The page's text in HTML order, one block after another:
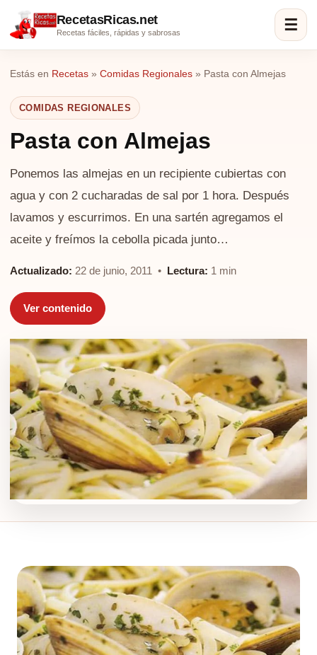
RecetasRicas.net
Recetas fáciles, rápidas y sabrosas ☰
Estás en Recetas » Comidas Regionales » Pasta con Almejas
COMIDAS REGIONALES
Pasta con Almejas
Ponemos las almejas en un recipiente cubiertas con
agua y con 2 cucharadas de sal por 1 hora. Después
lavamos y escurrimos. En una sartén agregamos el
aceite y freímos la cebolla picada junto…
Actualizado: 22 de junio, 2011 • Lectura: 1 min
Ver contenido